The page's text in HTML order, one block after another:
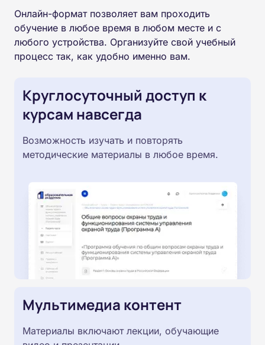
Онлайн-формат позволяет вам проходить
обучение в любое время в любом месте и с
любого устройства. Организуйте свой учебный
процесс так, как удобно именно вам.
Круглосуточный доступ к
курсам навсегда
Возможность изучать и повторять
методические материалы в любое время.
Мультимедиа контент
Материалы включают лекции, обучающие